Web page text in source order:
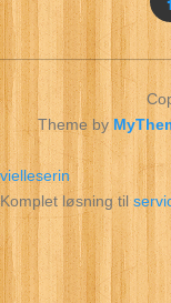
Theme by
vielleserin
Komplet løsning til